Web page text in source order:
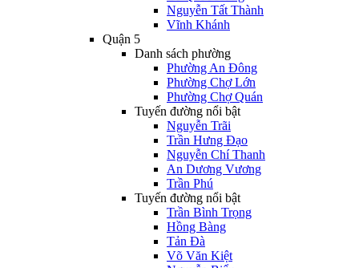
Nguyễn Tất Thành
Vĩnh Khánh
Quận 5
Danh sách phường
Phường An Đông
Phường Chợ Lớn
Phường Chợ Quán
Tuyến đường nổi bật
Nguyễn Trãi
Trần Hưng Đạo
Nguyễn Chí Thanh
An Dương Vương
Trần Phú
Tuyến đường nổi bật
Trần Bình Trọng
Hồng Bàng
Tản Đà
Võ Văn Kiệt